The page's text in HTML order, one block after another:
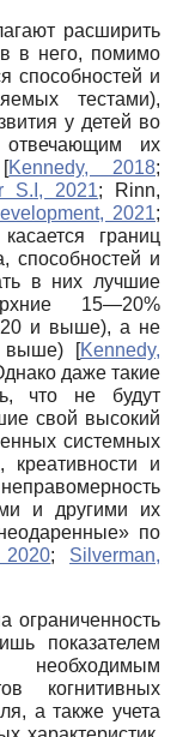
расширить
в него, помимо
способностей и
тестами),
у детей во
отвечающим их
[Kennedy, 2018;
S.I, 2021;
Rinn,
2021;
границ
способностей и
в них лучшие
15—20%
и выше), а не
выше) [Kennedy,
даже такие
что не будут
свой высокий
системных
креативности и
и другими их
по
2020; Silverman,
ограниченность
показателем
необходимым
когнитивных
а также учета